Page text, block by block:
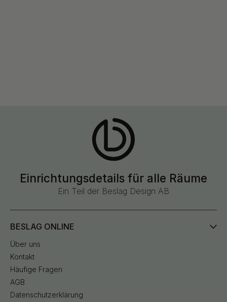
Einrichtungsdetails für alle Räume
Ein Teil der Beslag Design AB
BESLAG ONLINE
Über uns
Kontakt
Häufige Fragen
AGB
Datenschutzerklärung